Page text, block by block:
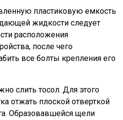
пластиковую емкость
жидкости следует
расположения
после чего
все болты крепления его
слить тосол. Для этого
отжать плоской отверткой
Образовавшейся щели